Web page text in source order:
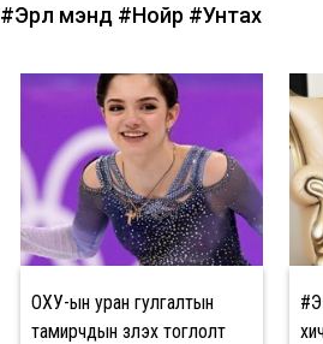
#Эрүүл мэнд #Нойр #Унтах
ОХУ-ын уран гулгалтын
тамирчдын үзүүлэх тоглолт